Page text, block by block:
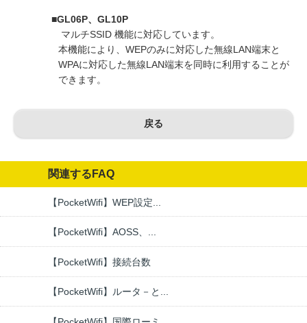
■GL06P、GL10P
マルチSSID 機能に対応しています。
本機能により、WEPのみに対応した無線LAN端末と
WPAに対応した無線LAN端末を同時に利用することが
できます。
戻る
関連するFAQ
【PocketWifi】WEP設定...
【PocketWifi】AOSS、...
【PocketWifi】接続台数
【PocketWifi】ルータ－と...